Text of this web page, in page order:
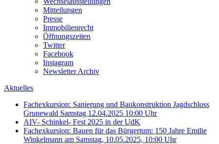
Mitteilungen
Presse
Immobilienrecht
Öffnungszeiten
Twitter
Facebook
Instagram
Newsletter Archiv
Aktuelles
Fachexkursion: Sanierung und Baukonstruktion Jagdschloss
Grunewald Samstag 12.04.2025 10:00 Uhr
AIV- Schinkel- Fest 2025 in der UdK
Fachexkursion: Bauen für das Bürgertum: 150 Jahre Emilie
Winkelmann am Samstag, 10.05.2025, 10:00 Uhr